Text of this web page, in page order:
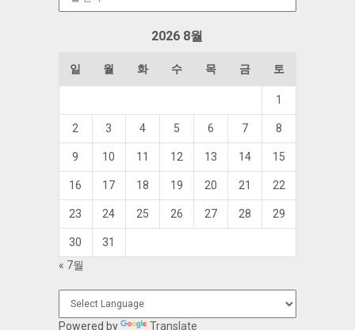
2026 8월
일 월 화 수 목 금 토
1
2 3 4 5 6 7 8
9 10 11 12 13 14 15
16 17 18 19 20 21 22
23 24 25 26 27 28 29
30
31
« 7월
Powered by Translate